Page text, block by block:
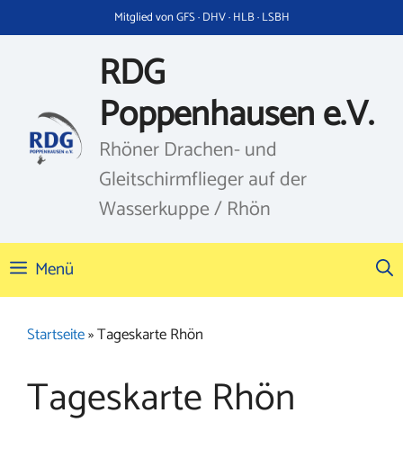
Inhalt
Mitglied von GFS · DHV · HLB · LSBH
RDG
Poppenhausen e.V.
Rhöner Drachen- und
Gleitschirmflieger auf der
Wasserkuppe / Rhön
Menü
Startseite»Tageskarte Rhön
Tageskarte Rhön